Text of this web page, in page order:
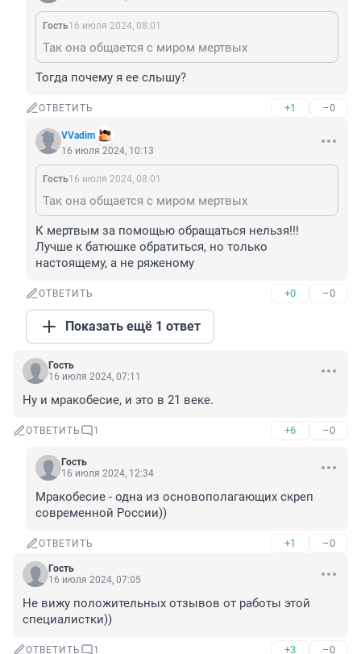
Гость16 июля 2024, 08:01
Так она общается с миром мертвых
Тогда почему я ее слышу?
ОТВЕТИТЬ +1 –0
VVadim
16 июля 2024, 10:13
Гость16 июля 2024, 08:01
Так она общается с миром мертвых
К мертвым за помощью обращаться нельзя!!!
Лучше к батюшке обратиться, но только
настоящему, а не ряженому
ОТВЕТИТЬ +0 –0
Показать ещё 1 ответ
Гость
16 июля 2024, 07:11
Ну и мракобесие, и это в 21 веке.
ОТВЕТИТЬ 1 +6 –0
Гость
16 июля 2024, 12:34
Мракобесие - одна из основополагающих скреп
современной России))
ОТВЕТИТЬ +1 –0
Гость
16 июля 2024, 07:05
Не вижу положительных отзывов от работы этой
специалистки))
ОТВЕТИТЬ 1 +3 –0